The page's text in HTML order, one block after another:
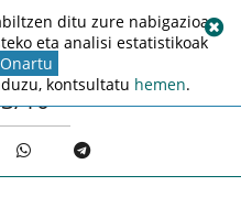
10
ditu zure nabigazioa
eta analisi estatistikoak
Onartu
kontsultatu hemen.